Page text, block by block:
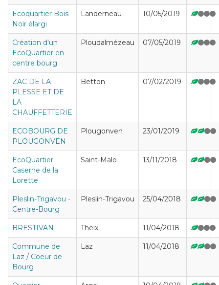
Ecoquartier Bois
Noir élargi
Landerneau 10/05/2019
Création d'un
EcoQuartier en
centre bourg
Ploudalmézeau 07/05/2019
ZAC DE LA
PLESSE ET DE
LA
CHAUFFETTERIE
Betton 07/02/2019
ECOBOURG DE
PLOUGONVEN
Plougonven 23/01/2019
EcoQuartier
Caserne de la
Lorette
Saint-Malo 13/11/2018
Pleslin-Trigavou -
Centre-Bourg
Pleslin-Trigavou 25/04/2018
BRESTIVAN Theix 11/04/2018
Commune de
Laz / Coeur de
Bourg
Laz 11/04/2018